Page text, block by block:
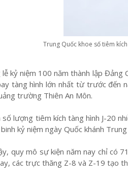
Trung Quốc khoe số tiêm
kỷ niệm 100 năm thành lập Đảng
tàng hình lớn nhất từ trước đến
trường Thiên An Môn.
số lượng tiêm kích tàng hình J-20
kỷ niệm ngày Quốc khánh
quy mô sự kiện năm nay chỉ có
các trực thăng Z-8 và Z-19 tạo